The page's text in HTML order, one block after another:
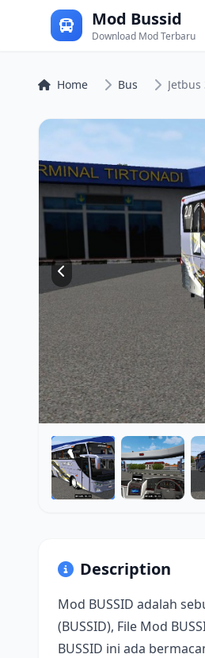
Mod Bussid
Download Mod Terbaru
Home Bus Jetbus
Description
Mod BUSSID adalah
(BUSSID), File Mod
BUSSID ini ada